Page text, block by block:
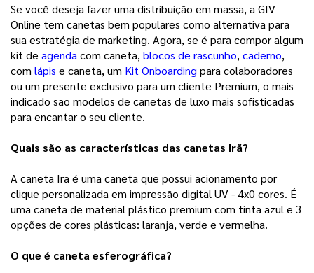
Se você deseja fazer uma distribuição em massa, a GIV
Online tem canetas bem populares como alternativa para
sua estratégia de marketing. Agora, se é para compor algum
kit de agenda com caneta, blocos de rascunho, caderno,
com lápis e caneta, um Kit Onboarding para colaboradores
ou um presente exclusivo para um cliente Premium, o mais
indicado são modelos de canetas de luxo mais sofisticadas
para encantar o seu cliente.
Quais são as características das canetas Irã?
A caneta Irã é uma caneta que possui acionamento por
clique personalizada em impressão digital UV - 4x0 cores. É
uma caneta de material plástico premium com tinta azul e 3
opções de cores plásticas: laranja, verde e vermelha.
O que é caneta esferográfica?